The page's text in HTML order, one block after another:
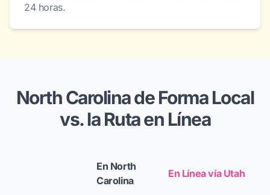
24 horas.
North Carolina de Forma Local
vs. la Ruta en Línea
En North
Carolina
En Línea vía Utah